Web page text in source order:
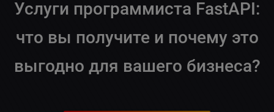
Услуги программиста FastAPI:
что вы получите и почему это
выгодно для вашего бизнеса?